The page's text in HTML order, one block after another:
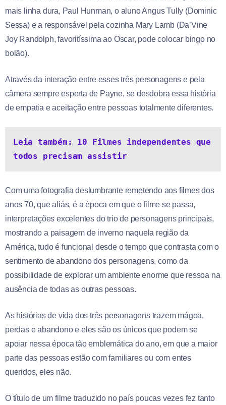
mais linha dura, Paul Hunman, o aluno Angus Tully (Dominic
Sessa) e a responsável pela cozinha Mary Lamb (Da’Vine
Joy Randolph, favoritíssima ao Oscar, pode colocar bingo no
bolão).
Através da interação entre esses três personagens e pela
câmera sempre esperta de Payne, se desdobra essa história
de empatia e aceitação entre pessoas totalmente diferentes.
Leia também: 10 Filmes independentes que
todos precisam assistir
Com uma fotografia deslumbrante remetendo aos filmes dos
anos 70, que aliás, é a época em que o filme se passa,
interpretações excelentes do trio de personagens principais,
mostrando a paisagem de inverno naquela região da
América, tudo é funcional desde o tempo que contrasta com o
sentimento de abandono dos personagens, como da
possibilidade de explorar um ambiente enorme que ressoa na
ausência de todas as outras pessoas.
As histórias de vida dos três personagens trazem mágoa,
perdas e abandono e eles são os únicos que podem se
apoiar nessa época tão emblemática do ano, em que a maior
parte das pessoas estão com familiares ou com entes
queridos, eles não.
O título de um filme traduzido no país poucas vezes fez tanto